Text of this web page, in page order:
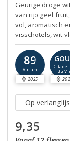
Geurige droge
van rijp geel
vol, aromatisch
visschotels, wit
89
Vinum
2025
du
Op
9,35